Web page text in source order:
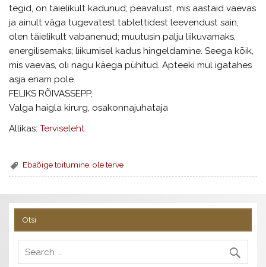
tegid, on täielikult kadunud; peavalust, mis aastaid vaevas
ja ainult väga tugevatest tablettidest leevendust sain,
olen täielikult vabanenud; muutusin palju liikuvamaks,
energilisemaks; liikumisel kadus hingeldamine. Seega kõik,
mis vaevas, oli nagu käega pühitud. Apteeki mul igatahes
asja enam pole.
FELIKS RÕIVASSEPP,
Valga haigla kirurg, osakonnajuhataja
Allikas:Terviseleht
Ebaõige toitumine ,ole terve
Otsi